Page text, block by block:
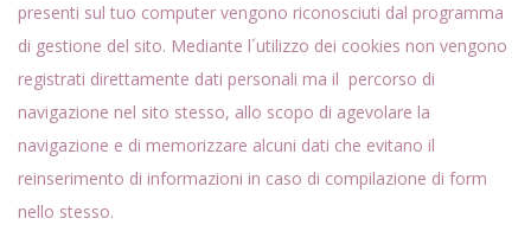
presenti sul tuo computer vengono riconosciuti dal programma
di gestione del sito. Mediante l´utilizzo dei cookies non vengono
registrati direttamente dati personali ma il percorso di
navigazione nel sito stesso, allo scopo di agevolare la
navigazione e di memorizzare alcuni dati che evitano il
reinserimento di informazioni in caso di compilazione di form
nello stesso.